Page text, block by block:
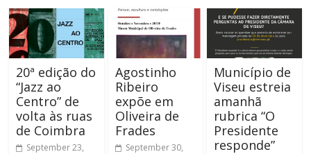
20ª edição do
“Jazz ao
Centro” de
volta às ruas
de Coimbra
September 23,
Agostinho
Ribeiro
expõe em
Oliveira de
Frades
September 30,
Município de
Viseu estreia
amanhã
rubrica “O
Presidente
responde”